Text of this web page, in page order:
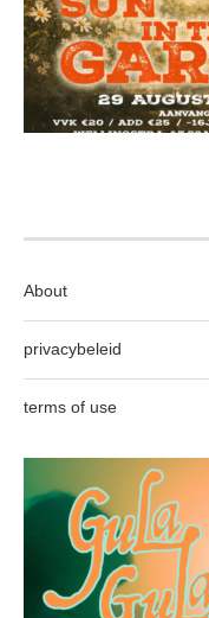
About
privacybeleid
terms of use